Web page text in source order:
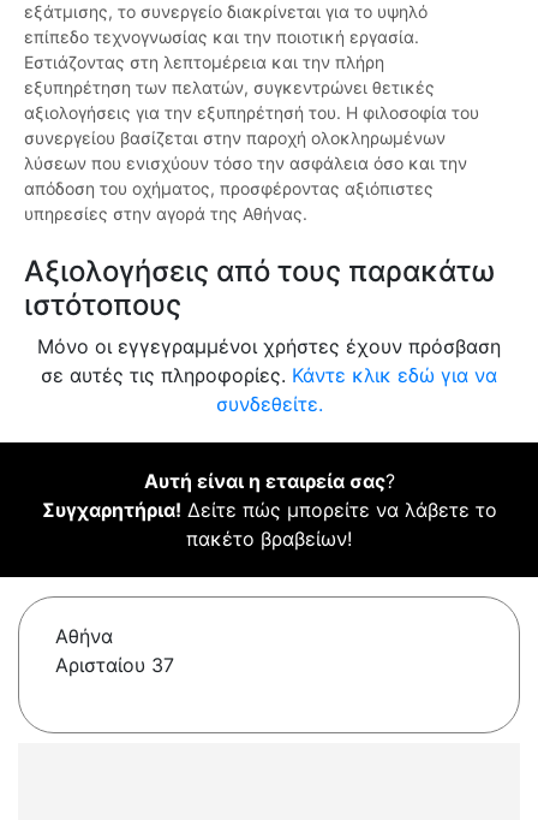
εξάτμισης, το συνεργείο διακρίνεται για το υψηλό
επίπεδο τεχνογνωσίας και την ποιοτική εργασία.
Εστιάζοντας στη λεπτομέρεια και την πλήρη
εξυπηρέτηση των πελατών, συγκεντρώνει θετικές
αξιολογήσεις για την εξυπηρέτησή του. Η φιλοσοφία του
συνεργείου βασίζεται στην παροχή ολοκληρωμένων
λύσεων που ενισχύουν τόσο την ασφάλεια όσο και την
απόδοση του οχήματος, προσφέροντας αξιόπιστες
υπηρεσίες στην αγορά της Αθήνας.
Αξιολογήσεις από τους παρακάτω
ιστότοπους
Μόνο οι εγγεγραμμένοι χρήστες έχουν πρόσβαση
σε αυτές τις πληροφορίες. Κάντε κλικ εδώ για να
συνδεθείτε.
Αυτή είναι η εταιρεία σας?
Συγχαρητήρια! Δείτε πώς μπορείτε να λάβετε το
πακέτο βραβείων!
Αθήνα
Αρισταίου 37